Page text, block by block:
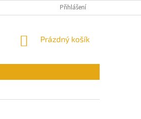
Přihlášení
NÁKUPNÍ
Prázdný košík